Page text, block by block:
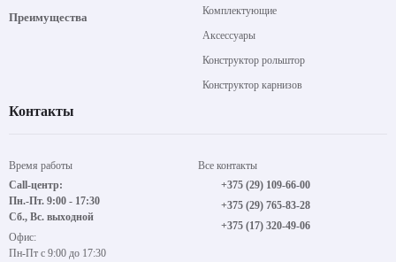
Преимущества
Комплектующие
Аксессуары
Конструктор рольштор
Конструктор карнизов
Контакты
Время работы
Call-центр:
Пн.-Пт. 9:00 - 17:30
Сб., Вс. выходной
Офис:
Пн-Пт с 9:00 до 17:30
Все контакты
+375 (29) 109-66-00
+375 (29) 765-83-28
+375 (17) 320-49-06